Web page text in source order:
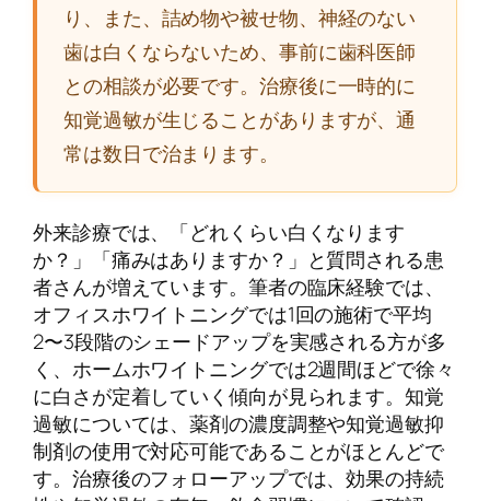
り、また、詰め物や被せ物、神経のない
歯は白くならないため、事前に歯科医師
との相談が必要です。治療後に一時的に
知覚過敏が生じることがありますが、通
常は数日で治まります。
外来診療では、「どれくらい白くなります
か？」「痛みはありますか？」と質問される患
者さんが増えています。筆者の臨床経験では、
オフィスホワイトニングでは1回の施術で平均
2〜3段階のシェードアップを実感される方が多
く、ホームホワイトニングでは2週間ほどで徐々
に白さが定着していく傾向が見られます。知覚
過敏については、薬剤の濃度調整や知覚過敏抑
制剤の使用で対応可能であることがほとんどで
す。治療後のフォローアップでは、効果の持続